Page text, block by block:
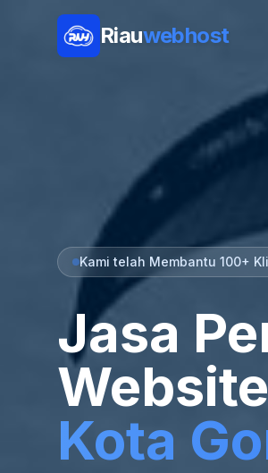
Riauwebhost
Kami telah Membantu 100+
Jasa
Website
Kota